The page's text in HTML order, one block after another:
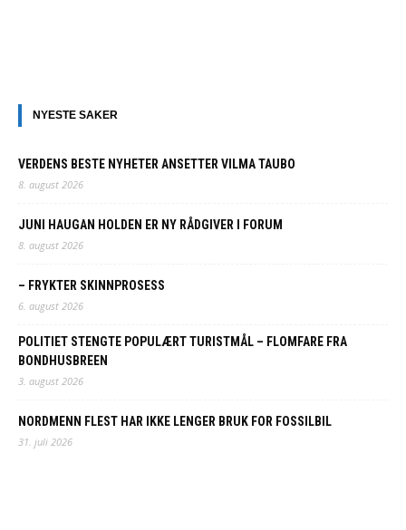
NYESTE SAKER
VERDENS BESTE NYHETER ANSETTER VILMA TAUBO
8. august 2026
JUNI HAUGAN HOLDEN ER NY RÅDGIVER I FORUM
8. august 2026
– FRYKTER SKINNPROSESS
6. august 2026
POLITIET STENGTE POPULÆRT TURISTMÅL – FLOMFARE FRA
BONDHUSBREEN
3. august 2026
NORDMENN FLEST HAR IKKE LENGER BRUK FOR FOSSILBIL
31. juli 2026